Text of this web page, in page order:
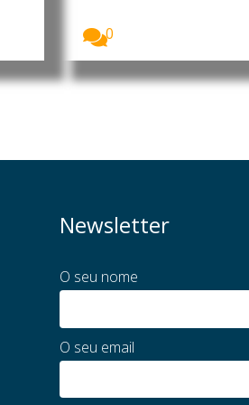
0
Newsletter
O seu nome
O seu email